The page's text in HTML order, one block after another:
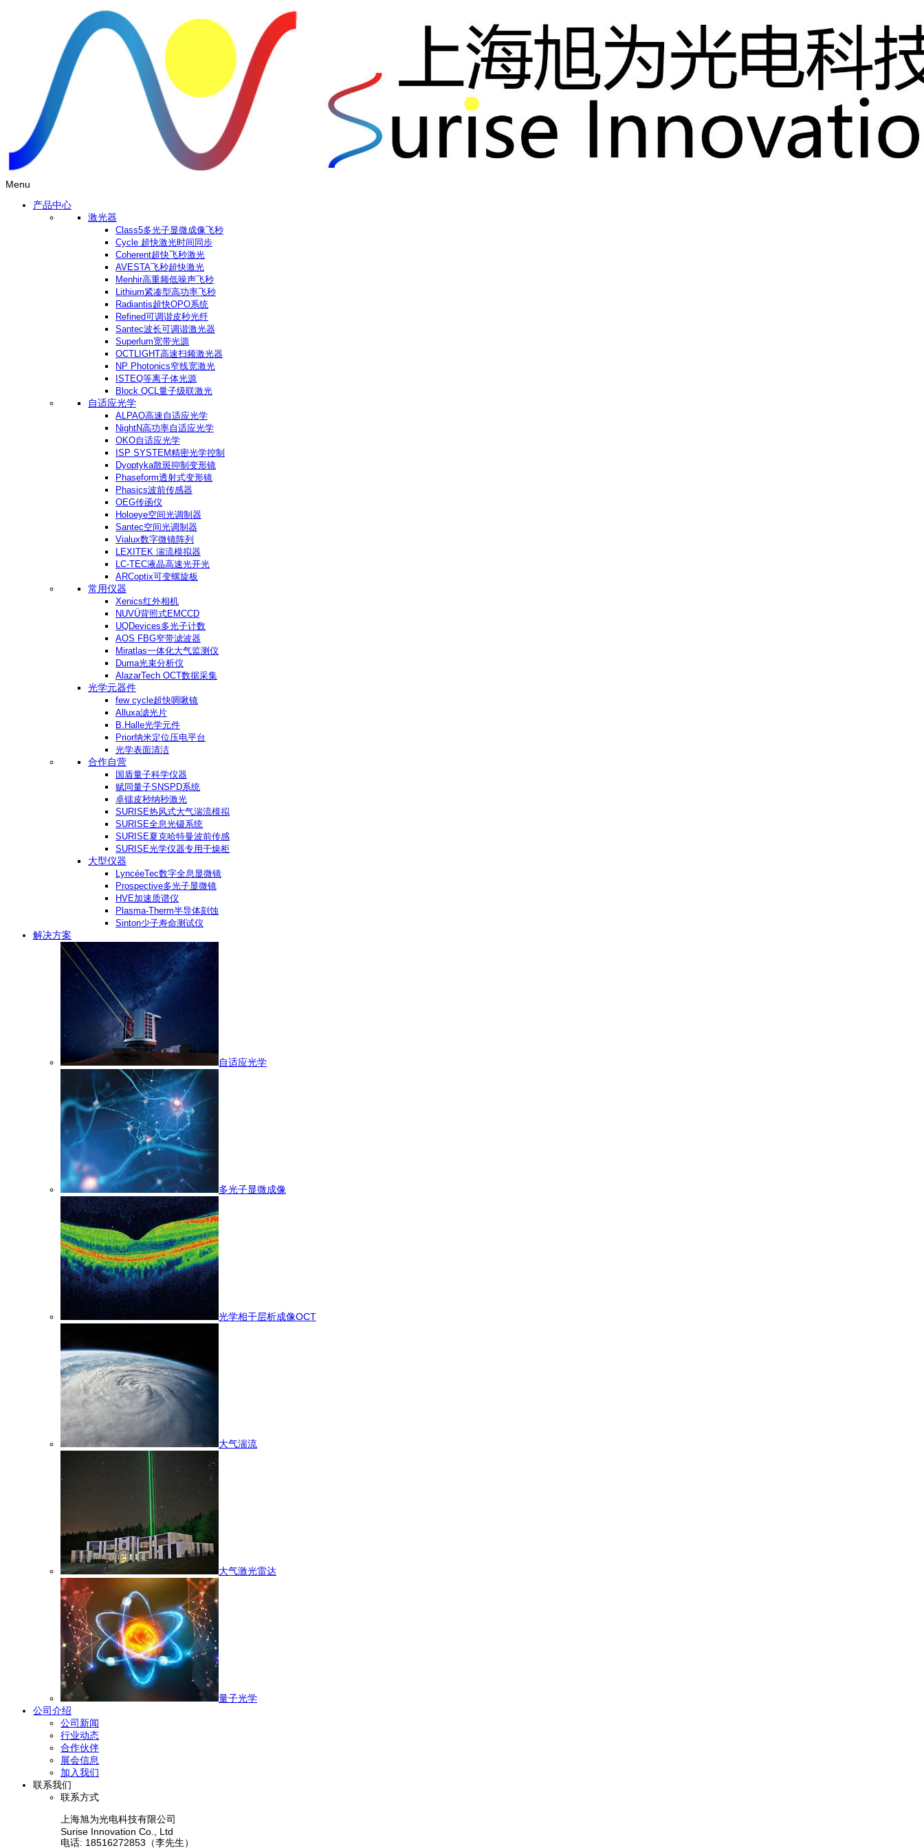
Menu
产品中心
激光器
Class5多光子显微成像飞秒
Cycle 超快激光时间同步
Coherent超快飞秒激光
AVESTA飞秒超快激光
Menhir高重频低噪声飞秒
Lithium紧凑型高功率飞秒
Radiantis超快OPO系统
Refined可调谐皮秒光纤
Santec波长可调谐激光器
Superlum宽带光源
OCTLIGHT高速扫频激光器
NP Photonics窄线宽激光
ISTEQ等离子体光源
Block QCL量子级联激光
自适应光学
ALPAO高速自适应光学
NightN高功率自适应光学
OKO自适应光学
ISP SYSTEM精密光学控制
Dyoptyka散斑抑制变形镜
Phaseform透射式变形镜
Phasics波前传感器
OEG传函仪
Holoeye空间光调制器
Santec空间光调制器
Vialux数字微镜阵列
LEXITEK 湍流模拟器
LC-TEC液晶高速光开光
ARCoptix可变螺旋板
常用仪器
Xenics红外相机
NUVÜ背照式EMCCD
UQDevices多光子计数
AOS FBG窄带滤波器
Miratlas一体化大气监测仪
Duma光束分析仪
AlazarTech OCT数据采集
光学元器件
few cycle超快啁啾镜
Alluxa滤光片
B.Halle光学元件
Prior纳米定位压电平台
光学表面清洁
合作自营
国盾量子科学仪器
赋同量子SNSPD系统
卓镭皮秒纳秒激光
SURISE热风式大气湍流模拟
SURISE全息光镊系统
SURISE夏克哈特曼波前传感
SURISE光学仪器专用干燥柜
大型仪器
LyncéeTec数字全息显微镜
Prospective多光子显微镜
HVE加速质谱仪
Plasma-Therm半导体刻蚀
Sinton少子寿命测试仪
解决方案
自适应光学
多光子显微成像
光学相干层析成像OCT
大气湍流
大气激光雷达
量子光学
公司介绍
公司新闻
行业动态
合作伙伴
展会信息
加入我们
联系我们
联系方式
上海旭为光电科技有限公司
Surise Innovation Co., Ltd
电话: 18516272853（李先生）